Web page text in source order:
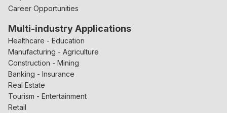
Career Opportunities
Multi-industry Applications
Healthcare - Education
Manufacturing - Agriculture
Construction - Mining
Banking - Insurance
Real Estate
Tourism - Entertainment
Retail